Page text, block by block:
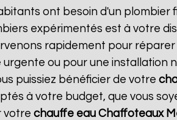
ont besoin d'un plombier
expérimentés est à votre
rapidement pour
ou pour une installation
puissiez bénéficier de votre
à votre budget, que vous
votre chauffe eau Chaffoteaux